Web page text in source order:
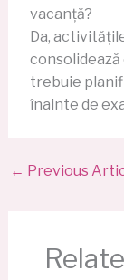
vacanță?
Da,
trebuie
înainte de
← Previous